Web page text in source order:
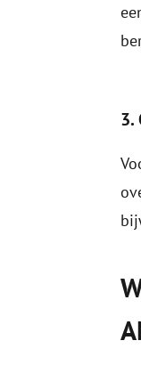
3.